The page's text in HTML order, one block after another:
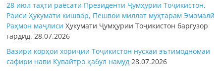
28 июл таҳти раёсати Президенти Ҷумҳурии Тоҷикистон,
Раиси Ҳукумати кишвар, Пешвои миллат муҳтарам Эмомалӣ
Раҳмон маҷлисиҲукумати Ҷумҳурии Тоҷикистон баргузор
гардид.28.07.2026
Вазири корҳои хориҷии Тоҷикистон нусхаи эътимодномаи
сафири нави Кувайтро қабул намуд 28.07.2026